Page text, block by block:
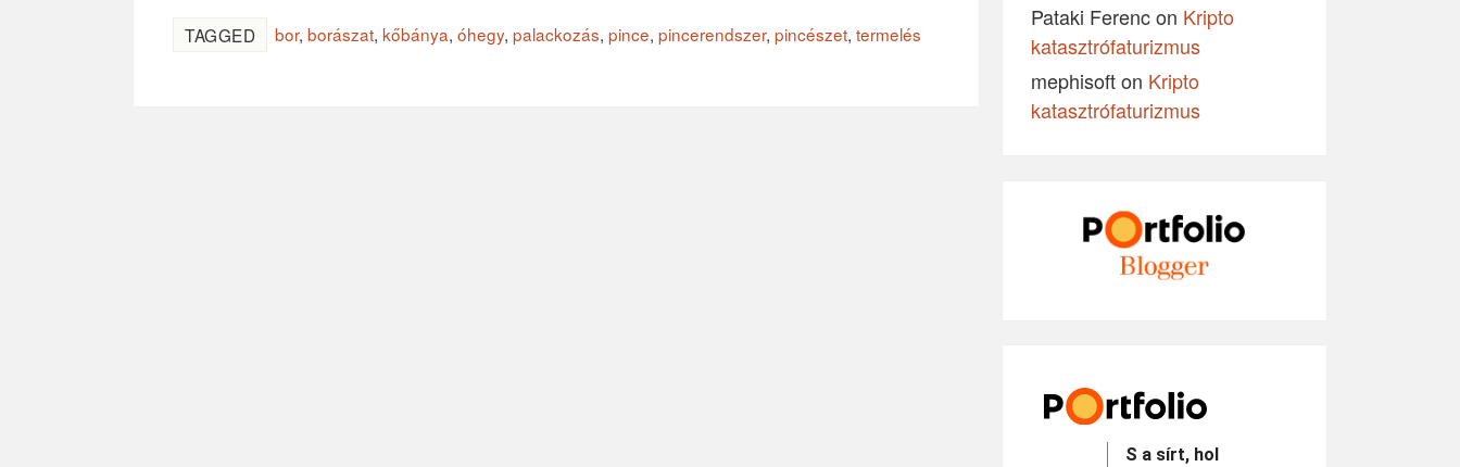
TAGGED bor, borászat, kőbánya, óhegy, palackozás, pince, pincerendszer, pincészet, termelés
Pataki Ferencon Kripto
katasztrófaturizmus
mephisofton Kripto
katasztrófaturizmus
S a sírt, hol